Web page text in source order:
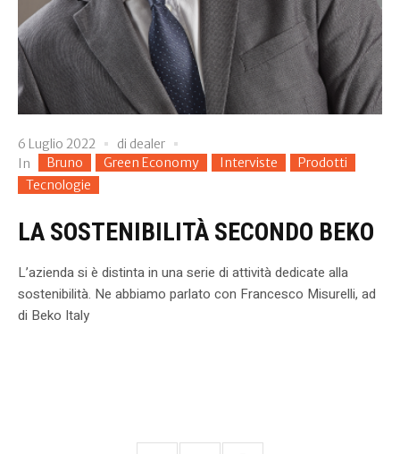
6 Luglio 2022 di dealer
In
Bruno Green Economy Interviste
Prodotti
Tecnologie
LA SOSTENIBILITÀ SECONDO BEKO
L’azienda si è distinta in una serie di attività dedicate alla
sostenibilità. Ne abbiamo parlato con Francesco Misurelli, ad
di Beko Italy